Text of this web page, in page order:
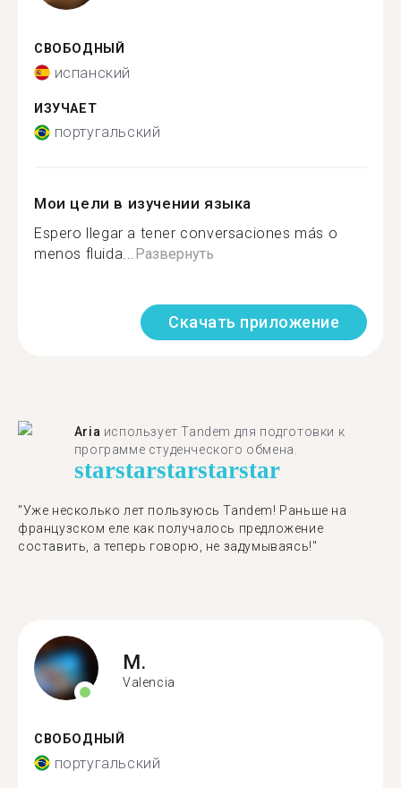
СВОБОДНЫЙ
испанский
ИЗУЧАЕТ
португальский
Мои цели в изучении языка
Espero llegar a tener conversaciones más o
menos fluida...Развернуть
Скачать приложение
Aria использует Tandem для подготовки к
программе студенческого обмена.
starstarstarstarstar
"​​Уже несколько лет пользуюсь Tandem! Раньше на
французском еле как получалось предложение
составить, а теперь говорю, не задумываясь!"
M.
Valencia
СВОБОДНЫЙ
португальский